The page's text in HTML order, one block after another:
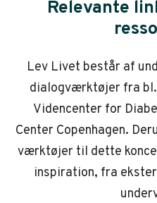
Relevante
Lev Livet består af
dialogværktøjer fra
Videncenter for
Center Copenhagen.
værktøjer til dette
inspiration, fra